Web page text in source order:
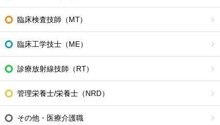
臨床検査技師（MT）
臨床工学技士（ME）
診療放射線技師（RT）
管理栄養士/栄養士（NRD）
その他・医療介護職